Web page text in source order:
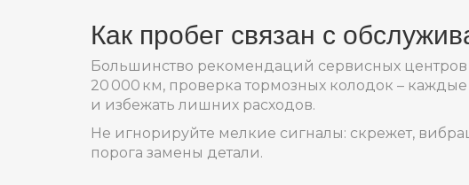
Как пробег связан с
Большинство рекомендаций сервисных центров
20 000 км, проверка тормозных колодок –
и избежать лишних расходов.
Не игнорируйте мелкие сигналы: скрежет,
порога замены детали.